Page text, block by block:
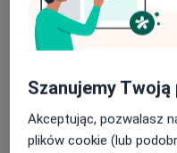
180 zł
Szczegóły
+ 9 usług
Szanujemy
Akceptując, pozwalasz
plików cookie (lub